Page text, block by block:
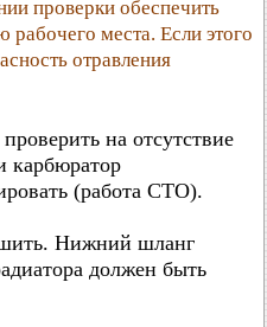
проверки обеспечить
места. Если этого
отравления
на отсутствие
карбюратор
(работа СТО).
Нижний шланг
должен быть